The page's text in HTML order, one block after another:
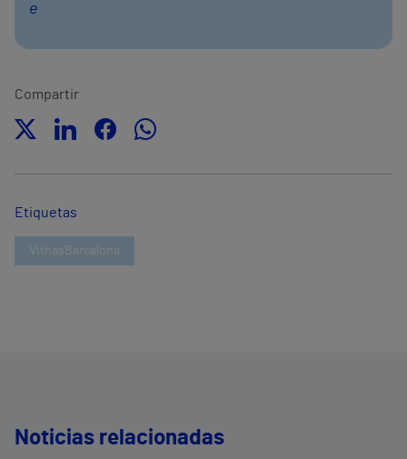
e
Compartir
Etiquetas
VithasBarcelona
Noticias relacionadas